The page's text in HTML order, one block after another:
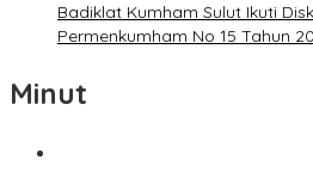
Badiklat Kumham Sulut Ikuti
Permenkumham No 15 Tahun
Minut